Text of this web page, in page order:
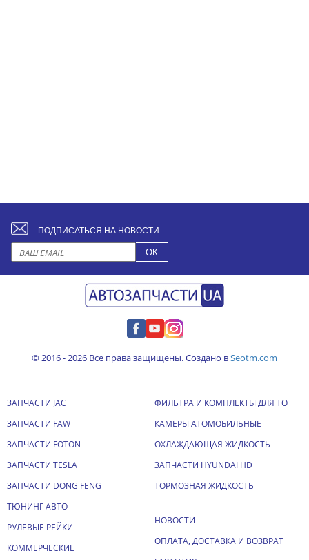
ПОДПИСАТЬСЯ НА НОВОСТИ
© 2016 - 2026 Все права защищены. Создано вSeotm.com
ЗАПЧАСТИ JAC
ЗАПЧАСТИ FAW
ЗАПЧАСТИ FOTON
ЗАПЧАСТИ TESLA
ЗАПЧАСТИ DONG FENG
ТЮНИНГ АВТО
РУЛЕВЫЕ РЕЙКИ
КОММЕРЧЕСКИЕ
ФИЛЬТРА И КОМПЛЕКТЫ ДЛЯ ТО
КАМЕРЫ АТОМОБИЛЬНЫЕ
ОХЛАЖДАЮЩАЯ ЖИДКОСТЬ
ЗАПЧАСТИ HYUNDAI HD
ТОРМОЗНАЯ ЖИДКОСТЬ
НОВОСТИ
ОПЛАТА, ДОСТАВКА И ВОЗВРАТ